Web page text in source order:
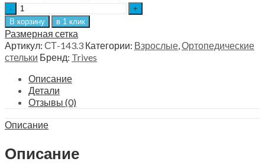
Стельки
зимние
ортопедические
разгружающие
для
повседневной
обуви
Trives
СТ-143.3
В корзину в 1 клик
Размерная сетка
Артикул: СТ-143.3 Категории: Взрослые,Ортопедические
стельки Бренд: Trives
Описание
Детали
Отзывы (0)
Описание
Описание